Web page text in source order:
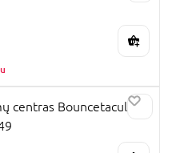
centras Bouncetacular